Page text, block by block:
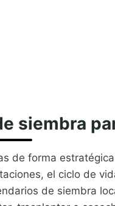
siembra
de forma
el ciclo de
de siembra